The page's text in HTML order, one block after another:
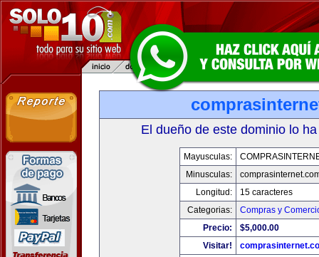
El dueño de este dominio lo
Mayusculas:
Minusculas:
Longitud:
15 caracteres
Categorias:
Compras y
Precio:
$5,000.00
Visitar!